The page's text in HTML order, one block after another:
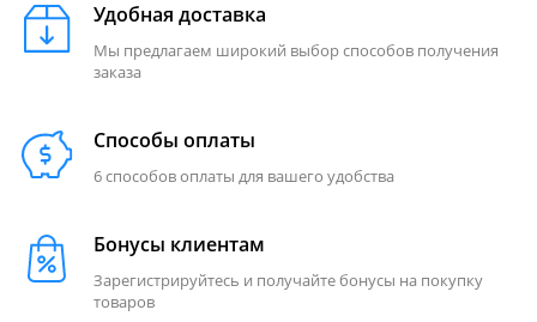
Удобная доставка
Мы предлагаем широкий выбор способов получения
заказа
Способы оплаты
6 способов оплаты для вашего удобства
Бонусы клиентам
Зарегистрируйтесь и получайте бонусы на покупку
товаров